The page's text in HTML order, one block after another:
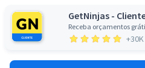
GetNinjas -
Receba orçamentos
+30K